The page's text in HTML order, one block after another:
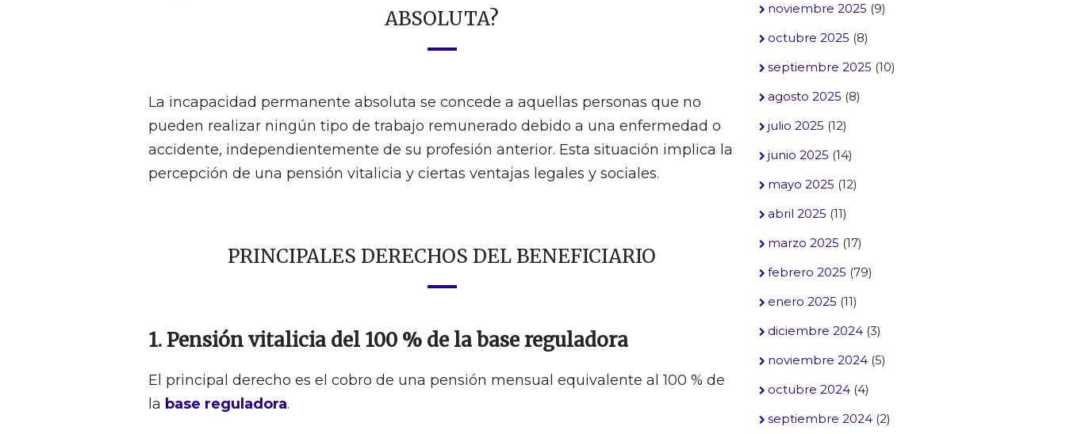
ABSOLUTA?
La incapacidad permanente absoluta se concede a aquellas personas que no
pueden realizar ningún tipo de trabajo remunerado debido a una enfermedad o
accidente, independientemente de su profesión anterior. Esta situación implica la
percepción de una pensión vitalicia y ciertas ventajas legales y sociales.
PRINCIPALES DERECHOS DEL BENEFICIARIO
1. Pensión vitalicia del 100 % de la base reguladora
El principal derecho es el cobro de una pensión mensual equivalente al 100 % de
la base reguladora.
noviembre 2025 (9)
octubre 2025 (8)
septiembre 2025 (10)
agosto 2025 (8)
julio 2025 (12)
junio 2025 (14)
mayo 2025 (12)
abril 2025 (11)
marzo 2025 (17)
febrero 2025 (79)
enero 2025 (11)
diciembre 2024 (3)
noviembre 2024 (5)
octubre 2024 (4)
septiembre 2024 (2)